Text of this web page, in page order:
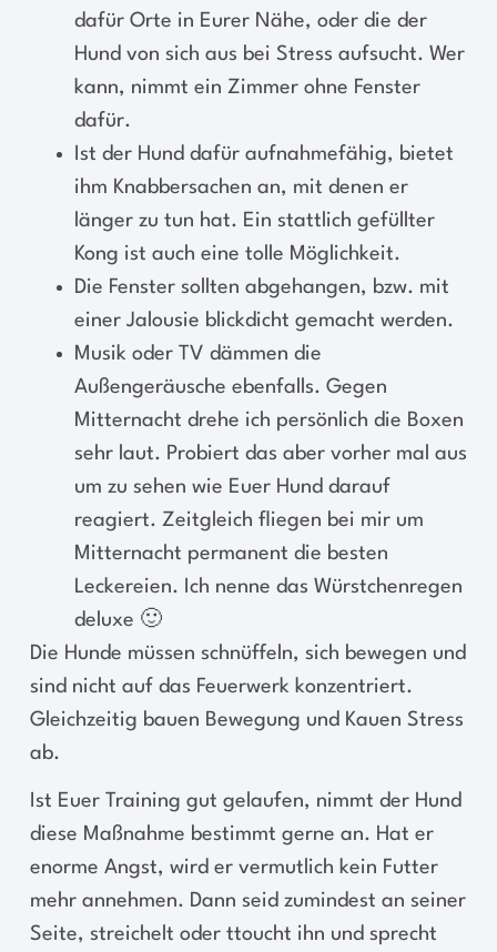
dafür Orte in Eurer Nähe, oder die der
Hund von sich aus bei Stress aufsucht. Wer
kann, nimmt ein Zimmer ohne Fenster
dafür.
Ist der Hund dafür aufnahmefähig, bietet
ihm Knabbersachen an, mit denen er
länger zu tun hat. Ein stattlich gefüllter
Kong ist auch eine tolle Möglichkeit.
Die Fenster sollten abgehangen, bzw. mit
einer Jalousie blickdicht gemacht werden.
Musik oder TV dämmen die
Außengeräusche ebenfalls. Gegen
Mitternacht drehe ich persönlich die Boxen
sehr laut. Probiert das aber vorher mal aus
um zu sehen wie Euer Hund darauf
reagiert. Zeitgleich fliegen bei mir um
Mitternacht permanent die besten
Leckereien. Ich nenne das Würstchenregen
deluxe 🙂
Die Hunde müssen schnüffeln, sich bewegen und
sind nicht auf das Feuerwerk konzentriert.
Gleichzeitig bauen Bewegung und Kauen Stress
ab.
Ist Euer Training gut gelaufen, nimmt der Hund
diese Maßnahme bestimmt gerne an. Hat er
enorme Angst, wird er vermutlich kein Futter
mehr annehmen. Dann seid zumindest an seiner
Seite, streichelt oder ttoucht ihn und sprecht